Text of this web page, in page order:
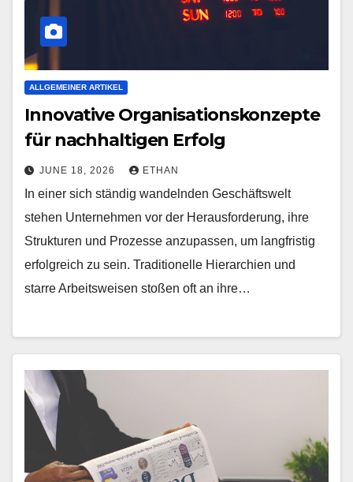
ALLGEMEINER ARTIKEL
Innovative Organisationskonzepte
für nachhaltigen Erfolg
JUNE 18, 2026 ETHAN
In einer sich ständig wandelnden Geschäftswelt
stehen Unternehmen vor der Herausforderung, ihre
Strukturen und Prozesse anzupassen, um langfristig
erfolgreich zu sein. Traditionelle Hierarchien und
starre Arbeitsweisen stoßen oft an ihre…